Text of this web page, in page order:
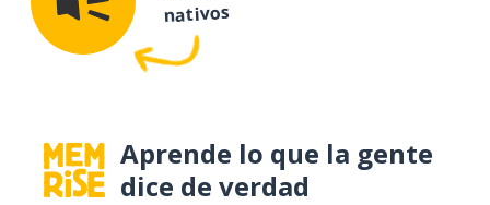
nativos
Aprende lo que la gente
dice de verdad